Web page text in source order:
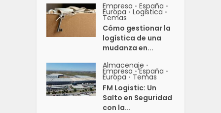
Empresa • España •
Europa • Logistica •
Temas
Cómo gestionar la
logística de una
mudanza en...
Almacenaje •
Empresa • España •
Europa • Temas
FM Logistic: Un
Salto en Seguridad
con la...